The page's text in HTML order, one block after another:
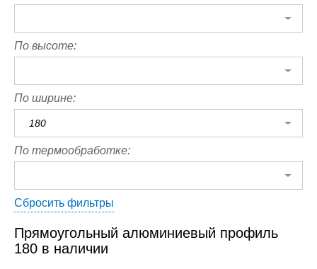
По высоте:
По ширине:
180
По термообработке:
Сбросить фильтры
Прямоугольный алюминиевый профиль
180 в наличии